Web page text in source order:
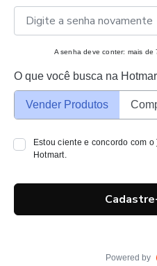
A senha deve conter: mais de
O que você busca na
Vender Produtos
Estou ciente e concordo com o
Hotmart.
Powered by